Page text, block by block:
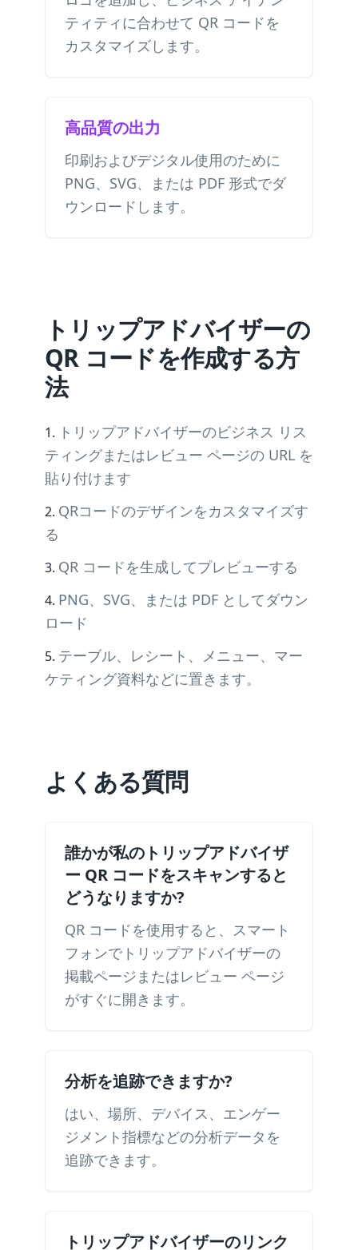
ティティに合わせて QR コードを
カスタマイズします。
高品質の出力
印刷およびデジタル使用のために
PNG、SVG、または PDF 形式でダ
ウンロードします。
トリップアドバイザーの
QR コードを作成する方
法
トリップアドバイザーのビジネス リス
ティングまたはレビュー ページの URL を
貼り付けます
QRコードのデザインをカスタマイズす
る
QR コードを生成してプレビューする
PNG、SVG、または PDF としてダウン
ロード
テーブル、レシート、メニュー、マー
ケティング資料などに置きます。
よくある質問
誰かが私のトリップアドバイザ
ー QR コードをスキャンすると
どうなりますか?
QR コードを使用すると、スマート
フォンでトリップアドバイザーの
掲載ページまたはレビュー ページ
がすぐに開きます。
分析を追跡できますか?
はい、場所、デバイス、エンゲー
ジメント指標などの分析データを
追跡できます。
トリップアドバイザーのリンク